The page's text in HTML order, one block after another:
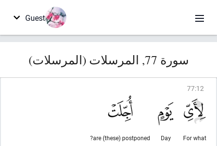
Guest
سورة 77, المرسلات (المرسلات)
77:12
For what
Day
are (these) postponed?